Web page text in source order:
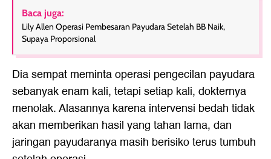
Baca juga:
Lily Allen Operasi Pembesaran Payudara Setelah BB Naik,
Supaya Proporsional
Dia sempat meminta operasi pengecilan payudara
sebanyak enam kali, tetapi setiap kali, dokternya
menolak. Alasannya karena intervensi bedah tidak
akan memberikan hasil yang tahan lama, dan
jaringan payudaranya masih berisiko terus tumbuh